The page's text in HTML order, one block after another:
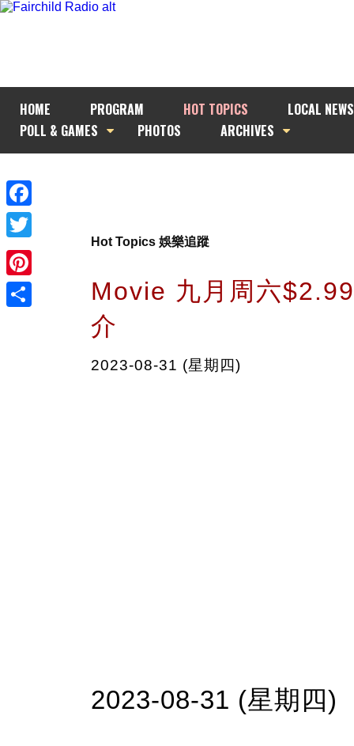
HOME PROGRAM HOT TOPICS
LOCAL NEWS
POLL & GAMES
PHOTOS ARCHIVES
Facebook
Twitter
Pinterest
Hot Topics 娛樂追蹤
Movie 九月周六
介
2023-08-31 (星期四)
2023-08-31 (星期四)